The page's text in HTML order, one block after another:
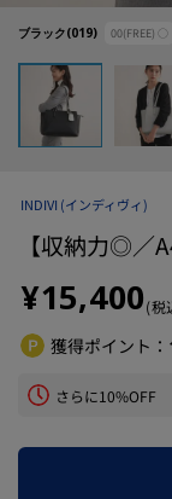
ブラック(019) 00(FREE) ○
INDIVI (インディヴィ)
【収納力◎／
¥15,400(税
獲得ポイント：
さらに10%OFF